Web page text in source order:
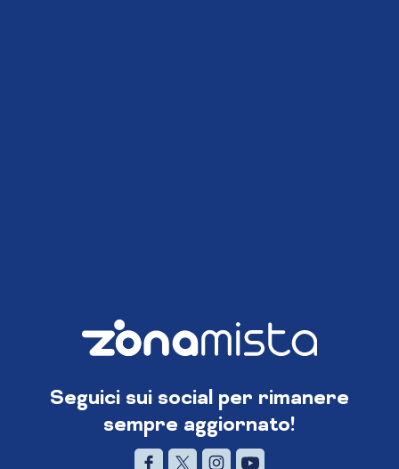
Seguici sui social per rimanere
sempre aggiornato!